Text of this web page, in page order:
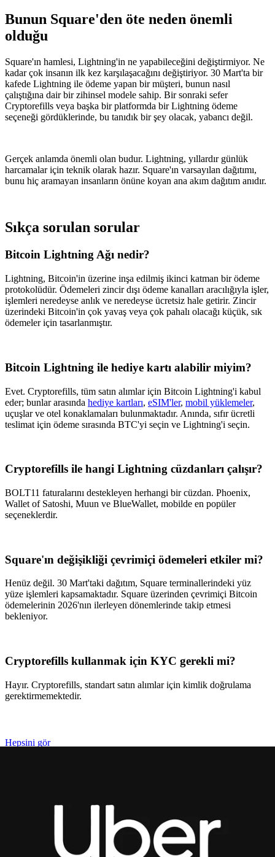
Bunun Square'den öte neden önemli
olduğu
Square'ın hamlesi, Lightning'in ne yapabileceğini değiştirmiyor. Ne
kadar çok insanın ilk kez karşılaşacağını değiştiriyor. 30 Mart'ta bir
kafede Lightning ile ödeme yapan bir müşteri, bunun nasıl
çalıştığına dair bir zihinsel modele sahip. Bir sonraki sefer
Cryptorefills veya başka bir platformda bir Lightning ödeme
seçeneği gördüklerinde, bu tanıdık bir şey olacak, yabancı değil.
Gerçek anlamda önemli olan budur. Lightning, yıllardır günlük
harcamalar için teknik olarak hazır. Square'ın varsayılan dağıtımı,
bunu hiç aramayan insanların önüne koyan ana akım dağıtım anıdır.
Sıkça sorulan sorular
Bitcoin Lightning Ağı nedir?
Lightning, Bitcoin'in üzerine inşa edilmiş ikinci katman bir ödeme
protokolüdür. Ödemeleri zincir dışı ödeme kanalları aracılığıyla işler,
işlemleri neredeyse anlık ve neredeyse ücretsiz hale getirir. Zincir
üzerindeki Bitcoin'in çok yavaş veya çok pahalı olacağı küçük, sık
ödemeler için tasarlanmıştır.
Bitcoin Lightning ile hediye kartı alabilir miyim?
Evet. Cryptorefills, tüm satın alımlar için Bitcoin Lightning'i kabul
eder; bunlar arasında hediye kartları, eSIM'ler, mobil yüklemeler,
uçuşlar ve otel konaklamaları bulunmaktadır. Anında, sıfır ücretli
teslimat için ödeme sırasında BTC'yi seçin ve Lightning'i seçin.
Cryptorefills ile hangi Lightning cüzdanları çalışır?
BOLT11 faturalarını destekleyen herhangi bir cüzdan. Phoenix,
Wallet of Satoshi, Muun ve BlueWallet, mobilde en popüler
seçeneklerdir.
Square'ın değişikliği çevrimiçi ödemeleri etkiler mi?
Henüz değil. 30 Mart'taki dağıtım, Square terminallerindeki yüz
yüze işlemleri kapsamaktadır. Square üzerinden çevrimiçi Bitcoin
ödemelerinin 2026'nın ilerleyen dönemlerinde takip etmesi
bekleniyor.
Cryptorefills kullanmak için KYC gerekli mi?
Hayır. Cryptorefills, standart satın alımlar için kimlik doğrulama
gerektirmemektedir.